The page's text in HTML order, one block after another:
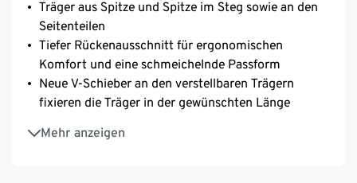
Träger aus Spitze und Spitze im Steg sowie an den
Seitenteilen
Tiefer Rückenausschnitt für ergonomischen
Komfort und eine schmeichelnde Passform
Neue V-Schieber an den verstellbaren Trägern
fixieren die Träger in der gewünschten Länge
Mehr anzeigen
Dieses Produkt beinhaltet mindestens 31% GRS-
zertifiziertes recyceltes Polyester und mindestens